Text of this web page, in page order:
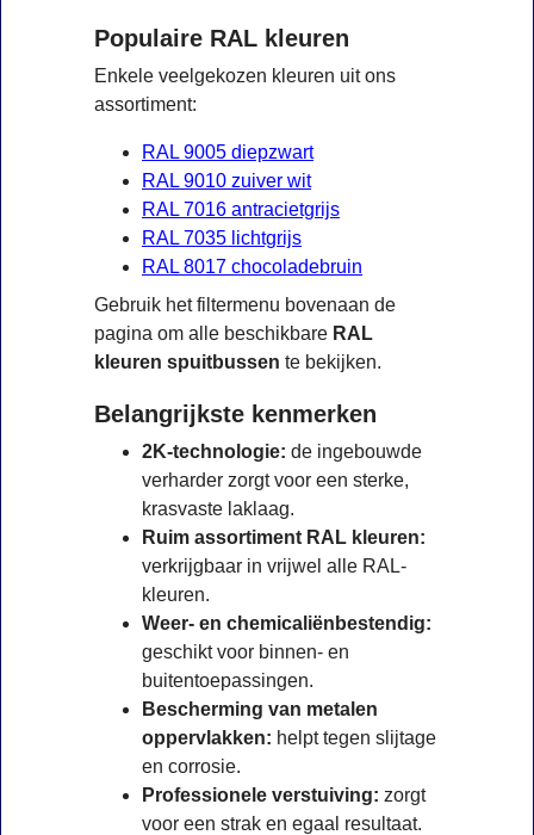
Populaire RAL kleuren
Enkele veelgekozen kleuren uit ons
assortiment:
RAL 9005 diepzwart
RAL 9010 zuiver wit
RAL 7016 antracietgrijs
RAL 7035 lichtgrijs
RAL 8017 chocoladebruin
Gebruik het filtermenu bovenaan de
pagina om alle beschikbare RAL
kleuren spuitbussen te bekijken.
Belangrijkste kenmerken
2K-technologie: de ingebouwde
verharder zorgt voor een sterke,
krasvaste laklaag.
Ruim assortiment RAL kleuren:
verkrijgbaar in vrijwel alle RAL-
kleuren.
Weer- en chemicaliënbestendig:
geschikt voor binnen- en
buitentoepassingen.
Bescherming van metalen
oppervlakken: helpt tegen slijtage
en corrosie.
Professionele verstuiving: zorgt
voor een strak en egaal resultaat.